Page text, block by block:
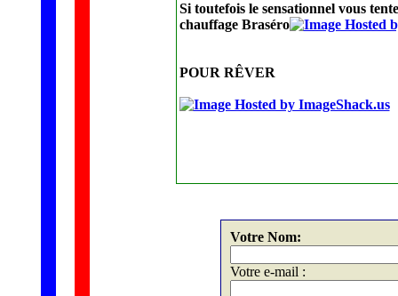
Si toutefois le sensationnel vous
chauffage Braséro
POUR RÊVER
Votre Nom:
Votre e-mail :